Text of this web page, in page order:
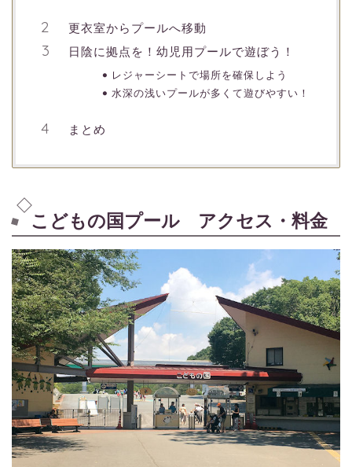
更衣室からプールへ移動
日陰に拠点を！幼児用プールで遊ぼう！
レジャーシートで場所を確保しよう
水深の浅いプールが多くて遊びやすい！
まとめ
こどもの国プール アクセス・料金